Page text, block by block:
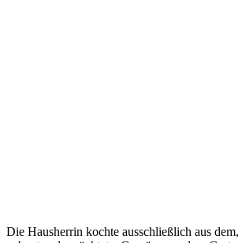
Die Hausherrin kochte ausschließlich aus dem,